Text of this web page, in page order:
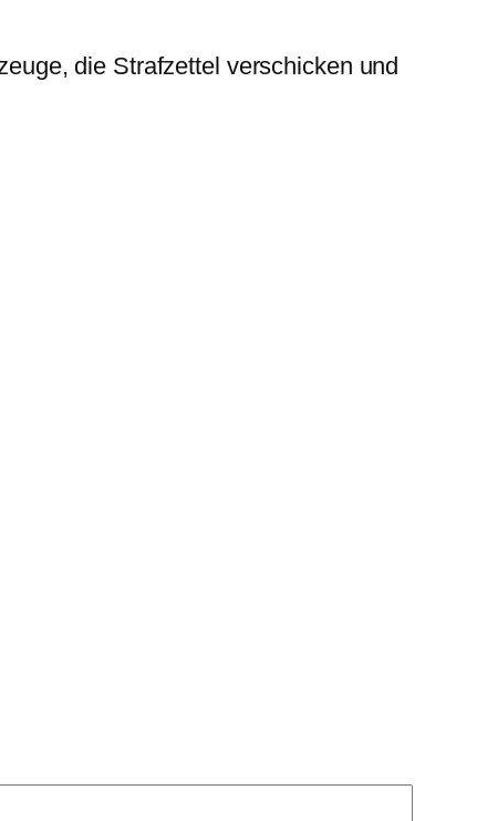
die Strafzettel verschicken und